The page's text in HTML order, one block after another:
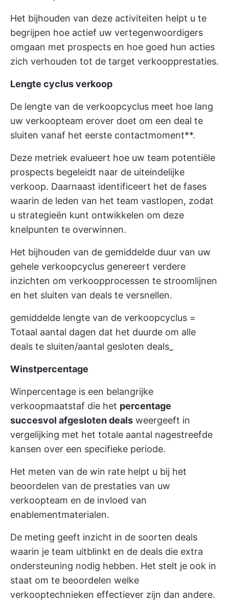
Het bijhouden van deze activiteiten helpt u te
begrijpen hoe actief uw vertegenwoordigers
omgaan met prospects en hoe goed hun acties
zich verhouden tot de target verkoopprestaties.
Lengte cyclus verkoop
De lengte van de verkoopcyclus meet hoe lang
uw verkoopteam erover doet om een deal te
sluiten vanaf het eerste contactmoment**.
Deze metriek evalueert hoe uw team potentiële
prospects begeleidt naar de uiteindelijke
verkoop. Daarnaast identificeert het de fases
waarin de leden van het team vastlopen, zodat
u strategieën kunt ontwikkelen om deze
knelpunten te overwinnen.
Het bijhouden van de gemiddelde duur van uw
gehele verkoopcyclus genereert verdere
inzichten om verkoopprocessen te stroomlijnen
en het sluiten van deals te versnellen.
gemiddelde lengte van de verkoopcyclus =
Totaal aantal dagen dat het duurde om alle
deals te sluiten/aantal gesloten deals_
Winstpercentage
Winpercentage is een belangrijke
verkoopmaatstaf die het percentage
succesvol afgesloten deals weergeeft in
vergelijking met het totale aantal nagestreefde
kansen over een specifieke periode.
Het meten van de win rate helpt u bij het
beoordelen van de prestaties van uw
verkoopteam en de invloed van
enablementmaterialen.
De meting geeft inzicht in de soorten deals
waarin je team uitblinkt en de deals die extra
ondersteuning nodig hebben. Het stelt je ook in
staat om te beoordelen welke
verkooptechnieken effectiever zijn dan andere.